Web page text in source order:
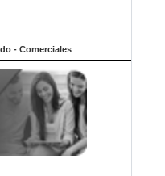
- Comerciales